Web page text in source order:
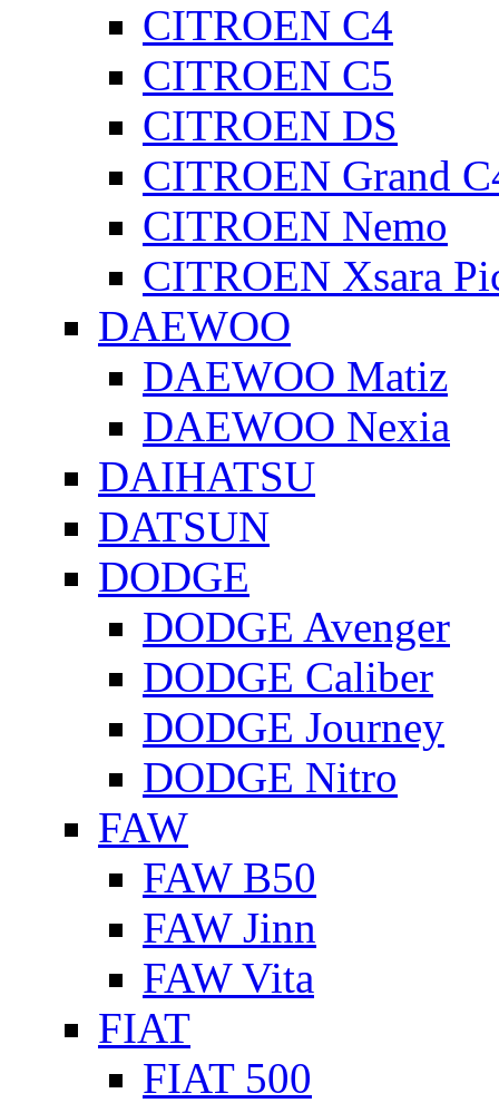
CITROEN C4
CITROEN C5
CITROEN DS
CITROEN Grand
CITROEN Nemo
CITROEN Xsara
DAEWOO
DAEWOO Matiz
DAEWOO Nexia
DAIHATSU
DATSUN
DODGE
DODGE Avenger
DODGE Caliber
DODGE Journey
DODGE Nitro
FAW
FAW B50
FAW Jinn
FAW Vita
FIAT
FIAT 500